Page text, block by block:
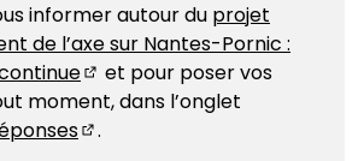
informer autour du projet
de l’axe sur Nantes-Pornic :
(S'ouvre dans un nouvel
et pour poser vos
moment, dans l’onglet
.